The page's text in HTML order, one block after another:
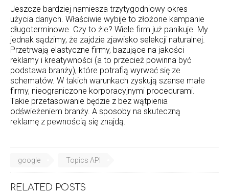
Jeszcze bardziej namiesza trzytygodniowy okres
użycia danych. Właściwie wybije to złożone kampanie
długoterminowe. Czy to źle? Wiele firm już panikuje. My
jednak sądzimy, że zajdzie zjawisko selekcji naturalnej.
Przetrwają elastyczne firmy, bazujące na jakości
reklamy i kreatywności (a to przecież powinna być
podstawa branży), które potrafią wyrwać się ze
schematów. W takich warunkach zyskują szanse małe
firmy, nieograniczone korporacyjnymi procedurami.
Takie przetasowanie będzie z bez wątpienia
odświeżeniem branży. A sposoby na skuteczną
reklamę z pewnością się znajdą.
google Topics API
RELATED POSTS